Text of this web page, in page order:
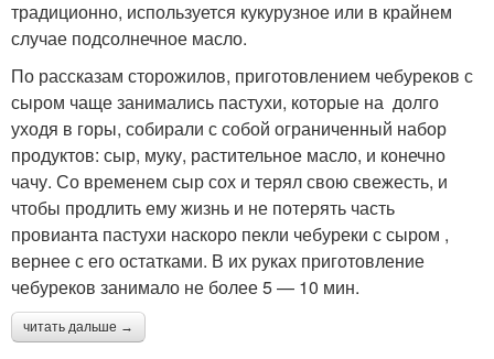
традиционно, используется кукурузное или в крайнем
случае подсолнечное масло.
По рассказам сторожилов, приготовлением чебуреков с
сыром чаще занимались пастухи, которые на долго
уходя в горы, собирали с собой ограниченный набор
продуктов: сыр, муку, растительное масло, и конечно
чачу. Со временем сыр сох и терял свою свежесть, и
чтобы продлить ему жизнь и не потерять часть
провианта пастухи наскоро пекли чебуреки с сыром ,
вернее с его остатками. В их руках приготовление
чебуреков занимало не более 5 — 10 мин.
читать дальше →